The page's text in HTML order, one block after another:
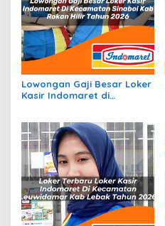
Lowongan Gaji Besar Loker
Kasir Indomaret di